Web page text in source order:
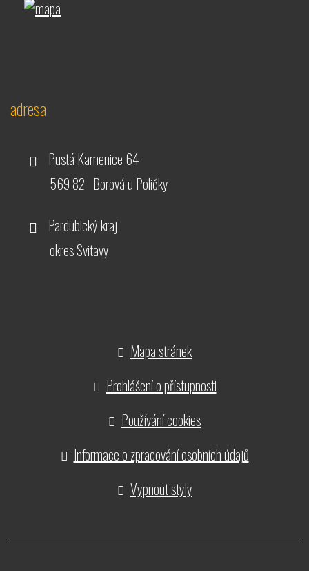
adresa
Pustá Kamenice 64
569 82 Borová u Poličky
Pardubický kraj
okres Svitavy
Mapa stránek
Prohlášení o přístupnosti
Používání cookies
Informace o zpracování osobních údajů
Vypnout styly